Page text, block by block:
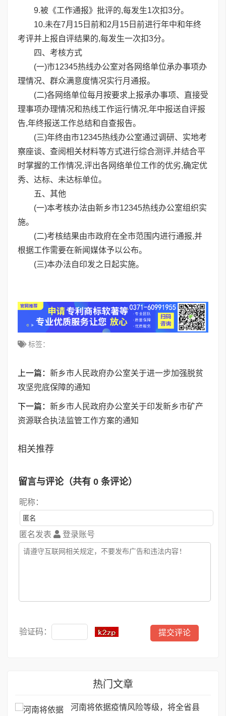
9.被《工作通报》批评的,每发生1次扣3分。
10.未在7月15日前和2月15日前进行年中和年终
考评并上报自评结果的,每发生一次扣3分。
四、考核方式
(一)市12345热线办公室对各网络单位承办事项办
理情况、群众满意度情况实行月通报。
(二)各网络单位每月按要求上报承办事项、直接受
理事项办理情况和热线工作运行情况,年中报送自评报
告,年终报送工作总结和自查报告。
(三)年终由市12345热线办公室通过调研、实地考
察座谈、查阅相关材料等方式进行综合测评,并结合平
时掌握的工作情况,评出各网络单位工作的优劣,确定优
秀、达标、未达标单位。
五、其他
(一)本考核办法由新乡市12345热线办公室组织实
施。
(二)考核结果由市政府在全市范围内进行通报,并
根据工作需要在新闻媒体予以公布。
(三)本办法自印发之日起实施。
标签：
上一篇： 新乡市人民政府办公室关于进一步加强脱贫
攻坚兜底保障的通知
下一篇： 新乡市人民政府办公室关于印发新乡市矿产
资源联合执法监管工作方案的通知
相关推荐
留言与评论（共有 0 条评论）
昵称：
匿名发表 登录账号
验证码：
热门文章
河南将依据疫情风险等级，将全省县